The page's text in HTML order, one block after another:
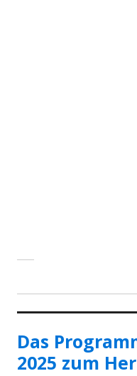
Das
2025 zum